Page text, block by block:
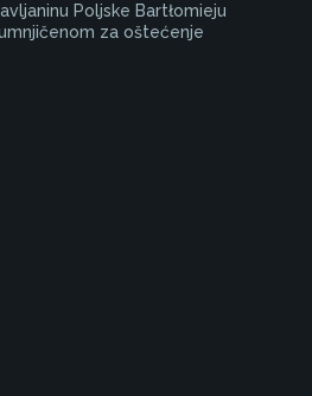
Poljske Bartłomieju
za oštećenje